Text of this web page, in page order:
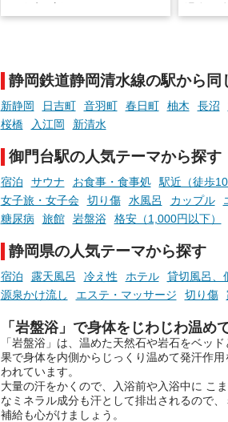
います。
現地取材記事もあわせて紹介し
ていますので、気になる施設は
ぜひチェックして次のおでかけ
ね。
手相や
める占
時間を
静岡鉄道静岡清水線の駅から同
新静岡 日吉町 音羽町 春日町 柚木 長沼
桜橋
入江岡 新清水
御門台駅の人気テーマから探す
宿泊 サウナ お食事・食事処 駅近（徒歩10
女子旅・女子会
切り傷 水風呂 カップル
糖尿病
旅館 岩盤浴 格安（1,000円以下）
静岡県の人気テーマから探す
宿泊 露天風呂 冷え性 ホテル 貸切風呂、
源泉かけ流し
エステ・マッサージ 切り傷
「岩盤浴」で身体をじわじわ温め
「岩盤浴」は、温めた天然石や岩石をベッ
果で身体を内側からじっくり温めて発汗作
われています。
大量の汗をかくので、入浴前や入浴中に こ
なミネラル成分も汗として排出されるので
補給も心がけましょう。